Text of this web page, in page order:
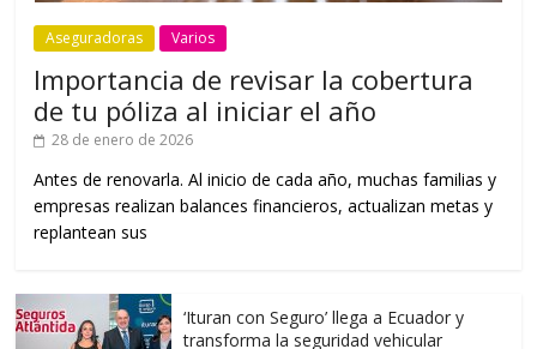
Aseguradoras Varios
Importancia de revisar la cobertura
de tu póliza al iniciar el año
28 de enero de 2026
Antes de renovarla. Al inicio de cada año, muchas familias y
empresas realizan balances financieros, actualizan metas y
replantean sus
‘Ituran con Seguro’ llega a Ecuador y
transforma la seguridad vehicular